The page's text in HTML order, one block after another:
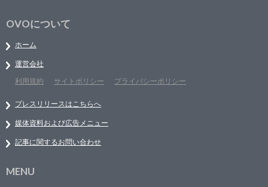
OVOについて
ホーム
運営会社
利用規約
サイトポリシー プライバシーポリシー
プレスリリースはこちらへ
媒体資料および広告メニュー
記事に関するお問い合わせ
MENU